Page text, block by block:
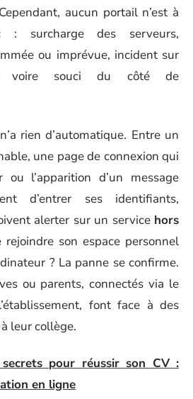
aucun portail n’est à
: surcharge des serveurs,
ou imprévue, incident sur
voire souci du côté de
rien d’automatique. Entre un
une page de connexion qui
ou l’apparition d’un message
d’entrer ses identifiants,
alerter sur un service hors
rejoindre son espace personnel
? La panne se confirme.
ou parents, connectés via le
font face à des
leur collège.
secrets pour réussir son CV :
en ligne